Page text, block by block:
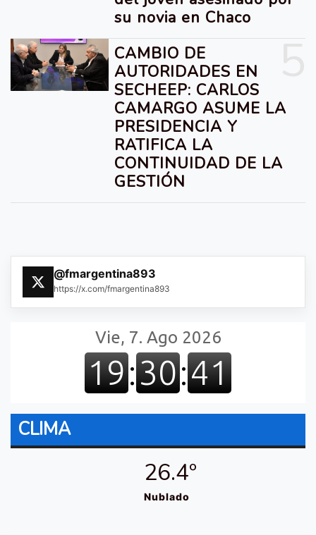
su novia en Chaco
CAMBIO DE
AUTORIDADES EN
SECHEEP: CARLOS
CAMARGO ASUME LA
PRESIDENCIA Y
RATIFICA LA
CONTINUIDAD DE LA
GESTIÓN
@fmargentina893
https://x.com/fmargentina893
CLIMA
26.4º
Nublado